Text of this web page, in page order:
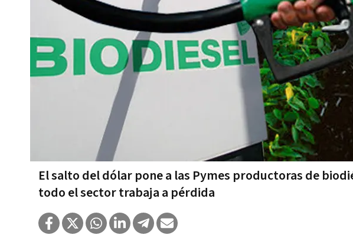
El salto del dólar pone a las Pymes productoras de
todo el sector trabaja a pérdida